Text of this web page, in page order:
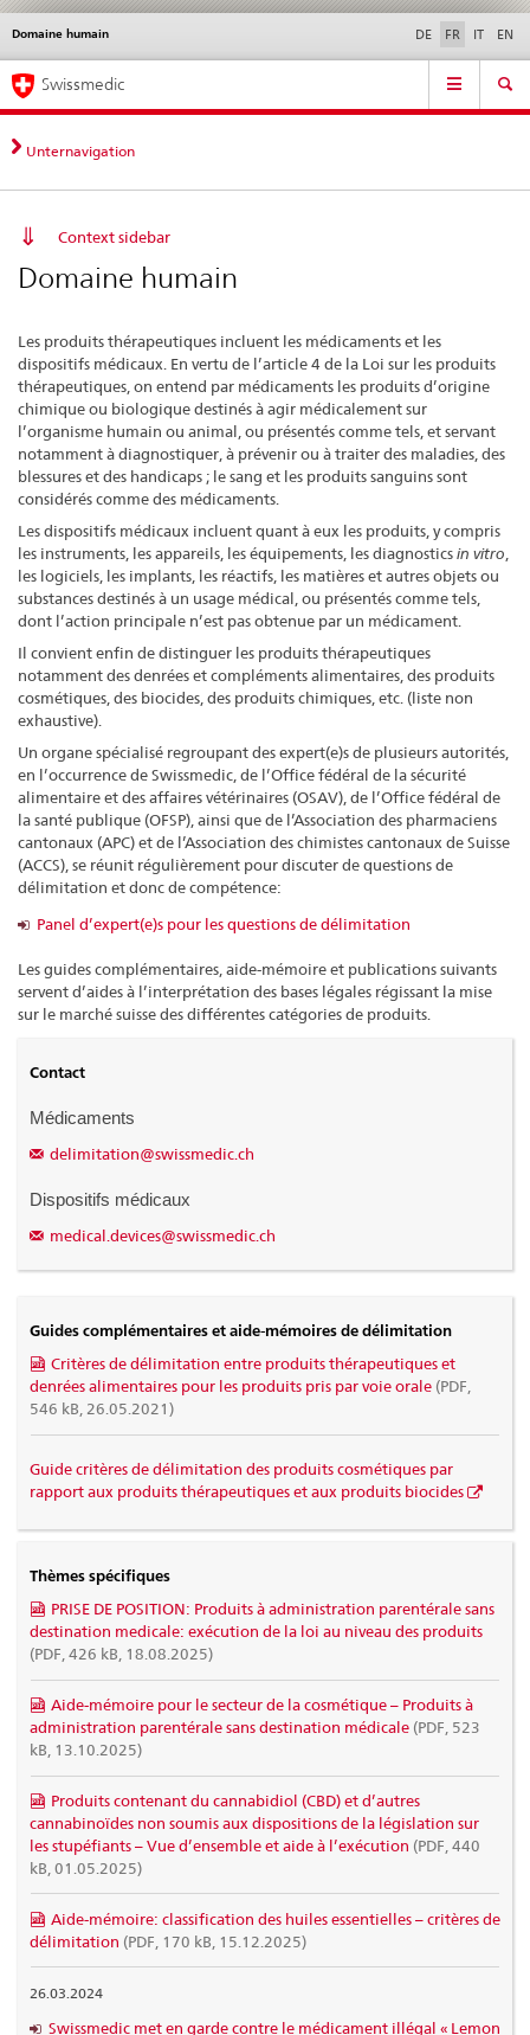
Navigation
directe:
actualités,
bases
contact
Actualités & Mises à
normes
Contact | Support &
aide
Domaine humain DE FR IT EN
Service
Navigation
Swissmedic
Unternavigation
Context sidebar
Domaine humain
Les produits thérapeutiques incluent les médicaments et les
dispositifs médicaux. En vertu de l’article 4 de la Loi sur les produits
thérapeutiques, on entend par médicaments les produits d’origine
chimique ou biologique destinés à agir médicalement sur
l’organisme humain ou animal, ou présentés comme tels, et servant
notamment à diagnostiquer, à prévenir ou à traiter des maladies, des
blessures et des handicaps ; le sang et les produits sanguins sont
considérés comme des médicaments.
Les dispositifs médicaux incluent quant à eux les produits, y compris
les instruments, les appareils, les équipements, les diagnosticsin vitro
les logiciels, les implants, les réactifs, les matières et autres objets ou
substances destinés à un usage médical, ou présentés comme tels,
dont l’action principale n’est pas obtenue par un médicament.
Il convient enfin de distinguer les produits thérapeutiques
notamment des denrées et compléments alimentaires, des produits
cosmétiques, des biocides, des produits chimiques, etc. (liste non
exhaustive).
Un organe spécialisé regroupant des expert(e)s de plusieurs autorités,
en l’occurrence de Swissmedic, de l’Office fédéral de la sécurité
alimentaire et des affaires vétérinaires (OSAV), de l’Office fédéral de
la santé publique (OFSP), ainsi que de l’Association des pharmaciens
cantonaux (APC) et de l’Association des chimistes cantonaux de Suisse
(ACCS), se réunit régulièrement pour discuter de questions de
délimitation et donc de compétence:
Panel d’expert(e)s pour les questions de délimitation
Les guides complémentaires, aide-mémoire et publications suivants
servent d’aides à l’interprétation des bases légales régissant la mise
sur le marché suisse des différentes catégories de produits.
Contact
Médicaments
delimitation@swissmedic.ch
Dispositifs médicaux
medical.devices@swissmedic.ch
Guides complémentaires et aide-mémoires de délimitation
Critères de délimitation entre produits thérapeutiques et
denrées alimentaires pour les produits pris par voie orale (PDF,
546 kB, 26.05.2021)
Guide critères de délimitation des produits cosmétiques par
rapport aux produits thérapeutiques et aux produits biocides
Thèmes spécifiques
PRISE DE POSITION: Produits à administration parentérale sans
destination medicale: exécution de la loi au niveau des produits
(PDF, 426 kB, 18.08.2025)
Aide-mémoire pour le secteur de la cosmétique – Produits à
administration parentérale sans destination médicale (PDF, 523
kB, 13.10.2025)
Produits contenant du cannabidiol (CBD) et d’autres
cannabinoïdes non soumis aux dispositions de la législation sur
les stupéfiants – Vue d’ensemble et aide à l’exécution (PDF, 440
kB, 01.05.2025)
Aide-mémoire: classification des huiles essentielles – critères de
délimitation (PDF, 170 kB, 15.12.2025)
26.03.2024
Swissmedic met en garde contre le médicament illégal « Lemon